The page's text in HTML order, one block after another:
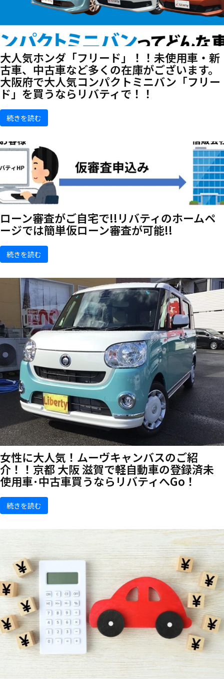
大人気ホンダ「フリード」！！未使用車・新
古車、中古車など多くの在庫がございます。
大阪府で大人気コンパクトミニバン「フリー
ド」を買うならリバティで！！
続きを読む
ローン審査がご自宅で!!リバティのホームペ
ージでは簡単仮ローン審査が可能!!
続きを読む
女性に大人気！ムーヴキャンバスのご紹
介！！京都 大阪 滋賀で軽自動車の登録済未
使用車･中古車買うならリバティへGo！
続きを読む